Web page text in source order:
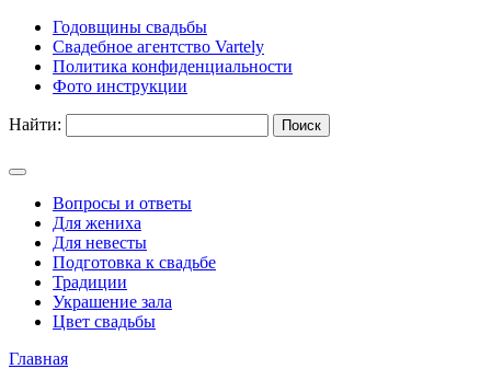
Годовщины свадьбы
Свадебное агентство Vartely
Политика конфиденциальности
Фото инструкции
Найти:
Вопросы и ответы
Для жениха
Для невесты
Подготовка к свадьбе
Традиции
Украшение зала
Цвет свадьбы
Главная